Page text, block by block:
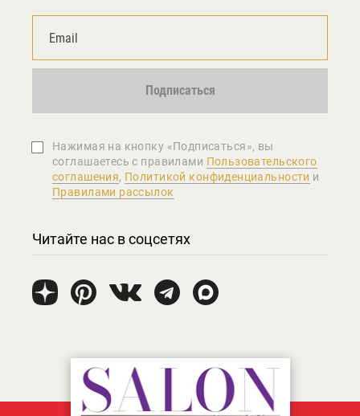
Подписаться
Нажимая на кнопку «Подписаться», вы
соглашаетеcь с правилами Пользовательского
соглашения, Политикой конфиденциальности и
Правилами рассылок
Читайте нас в соцсетях